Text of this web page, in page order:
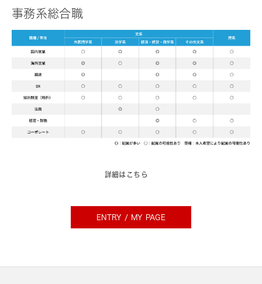
事務系総合職
詳細はこちら
ENTRY / MY PAGE